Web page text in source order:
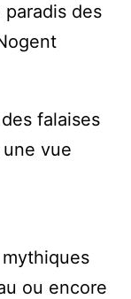
paradis des
falaises
vue
ou encore